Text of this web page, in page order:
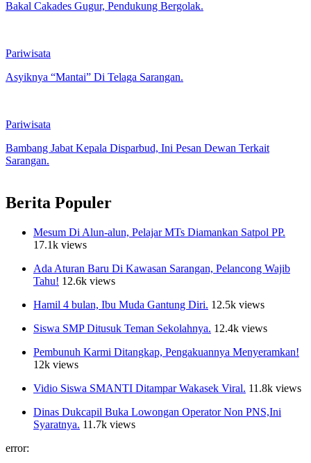
Bakal Cakades Gugur, Pendukung Bergolak.
Pariwisata
Asyiknya “Mantai” Di Telaga Sarangan.
Pariwisata
Bambang Jabat Kepala Disparbud, Ini Pesan Dewan Terkait
Sarangan.
Berita Populer
Mesum Di Alun-alun, Pelajar MTs Diamankan Satpol PP.
17.1k views
Ada Aturan Baru Di Kawasan Sarangan, Pelancong Wajib
Tahu! 12.6k views
Hamil 4 bulan, Ibu Muda Gantung Diri. 12.5k views
Siswa SMP Ditusuk Teman Sekolahnya. 12.4k views
Pembunuh Karmi Ditangkap, Pengakuannya Menyeramkan!
12k views
Vidio Siswa SMANTI Ditampar Wakasek Viral. 11.8k views
Dinas Dukcapil Buka Lowongan Operator Non PNS,Ini
Syaratnya. 11.7k views
error: